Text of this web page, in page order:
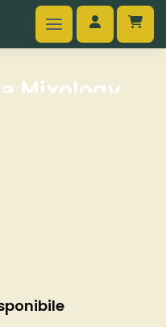
Mixology